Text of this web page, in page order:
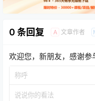
0 条回复 A 文章作者
欢迎您，新朋友，感谢参